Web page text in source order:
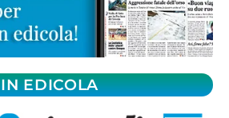
IN EDICOLA